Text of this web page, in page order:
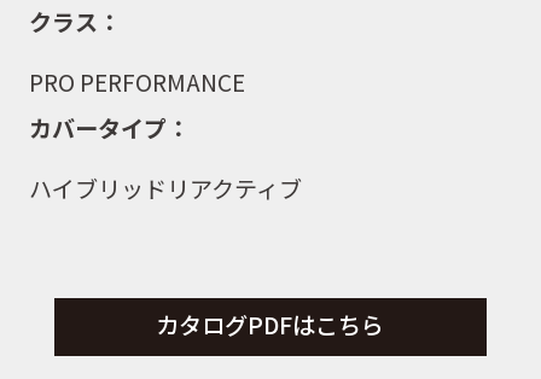
クラス：
PRO PERFORMANCE
カバータイプ：
ハイブリッドリアクティブ
カタログPDFはこちら